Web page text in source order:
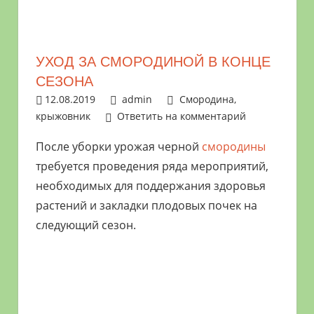
Поможем
обустройстве
дачного
участка
выращивании
богатого
урожая.
УХОД ЗА СМОРОДИНОЙ В КОНЦЕ
СЕЗОНА
12.08.2019 admin
Смородина,
крыжовник
Ответить на комментарий
После уборки урожая черной смородины
требуется проведения ряда мероприятий,
необходимых для поддержания здоровья
растений и закладки плодовых почек на
следующий сезон.